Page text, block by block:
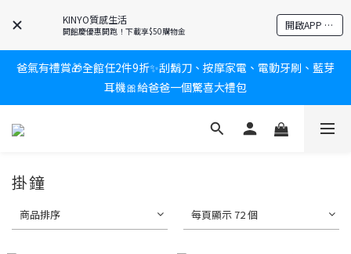
KINYO質感生活
開館慶優惠開跑！下載享$50購物金 開啟APP 享隱藏優惠
新會員送$100購物金✨再享消費回饋無極限
爸氣有禮賞🎁全館任2件9折✨刮鬍刀、按摩家電、電動牙刷、藍芽
耳機🎀給爸爸一個驚喜大禮包
炎熱夏日救星☀️秒凍扇登場💙半導體製冷 x 微米級冰霧，一秒開
凍，熱感歸零！
掛鐘
商品排序 每頁顯示 72 個